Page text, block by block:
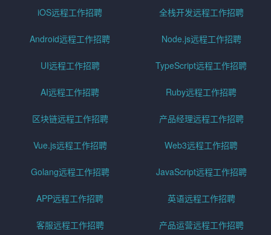
iOS远程工作招聘 全栈开发远程工作招聘
Android远程工作招聘 Node.js远程工作招聘
UI远程工作招聘 TypeScript远程工作招聘
AI远程工作招聘 Ruby远程工作招聘
区块链远程工作招聘 产品经理远程工作招聘
Vue.js远程工作招聘 Web3远程工作招聘
Golang远程工作招聘 JavaScript远程工作招聘
APP远程工作招聘 英语远程工作招聘
客服远程工作招聘 产品运营远程工作招聘